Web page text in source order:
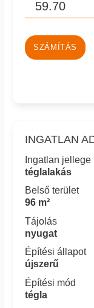
SZÁMÍTÁS
INGATLAN
Ingatlan jellege
téglalakás
Belső terület
96 m²
Tájolás
nyugat
Építési állapot
újszerű
Építési mód
tégla